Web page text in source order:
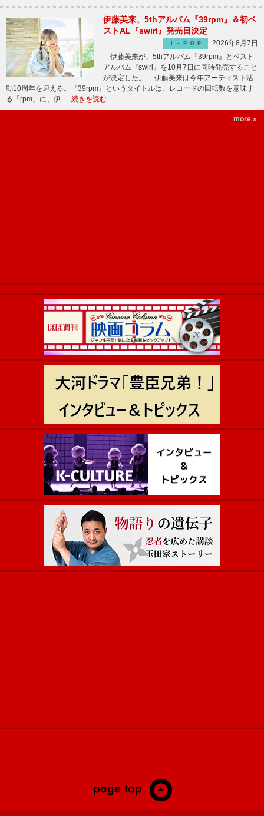
伊藤美来、5thアルバム『39rpm』＆初ベ
ストAL『swirl』発売日決定
Ｊ－ＰＯＰ
2026年8月7日
伊藤美来が、5thアルバム『39rpm』とベスト
アルバム『swirl』を10月7日に同時発売すること
が決定した。 伊藤美来は今年アーティスト活
動10周年を迎える。『39rpm』というタイトルは、レコードの回転数を意味す
る「rpm」に、伊 … 続きを読む
more »